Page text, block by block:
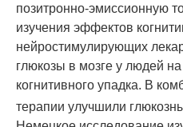
позитронно-эмиссионную
изучения эффектов
нейростимулирующих
глюкозы в мозге у людей
когнитивного упадка. В
терапии улучшили